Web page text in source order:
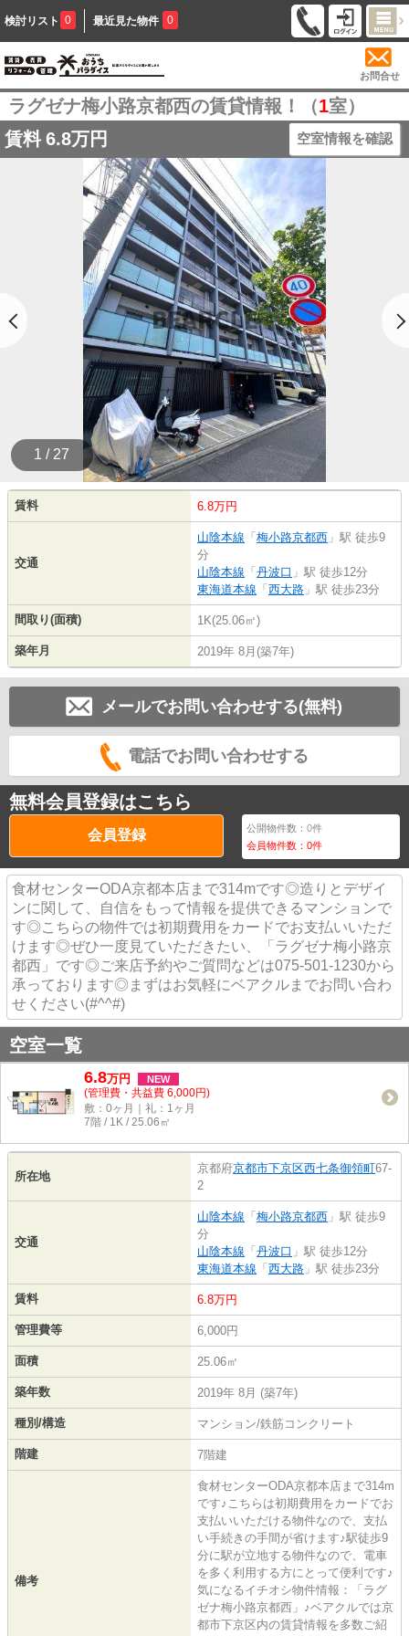
検討リスト 0 最近見た物件 0
お問合せ
ラグゼナ梅小路京都西の賃貸情報！（1室）
賃料 6.8万円 空室情報を確認
1 / 27
賃料 6.8万円
交通
山陰本線 「 梅小路京都西 」駅 徒歩9
分
山陰本線 「 丹波口 」駅 徒歩12分
東海道本線 「 西大路 」駅 徒歩23分
間取り(面積) 1K(25.06㎡)
築年月 2019年 8月(築7年)
メールでお問い合わせする(無料)
電話でお問い合わせする
無料会員登録はこちら
会員登録 公開物件数：0件
会員物件数：0件
食材センターODA京都本店まで314mです◎造りとデザイ
ンに関して、自信をもって情報を提供できるマンションで
す◎こちらの物件では初期費用をカードでお支払いいただ
けます◎ぜひ一度見ていただきたい、「ラグゼナ梅小路京
都西」です◎ご来店予約やご質問などは075-501-1230から
承っております◎まずはお気軽にベアクルまでお問い合わ
せください(#^^#)
空室一覧
6.8万円 NEW
(管理費・共益費 6,000円)
敷：0ヶ月｜礼：1ヶ月
7階 / 1K / 25.06㎡
所在地
京都府京都市下京区西七条御領町67-
2
交通
山陰本線 「 梅小路京都西 」駅 徒歩9
分
山陰本線 「 丹波口 」駅 徒歩12分
東海道本線 「 西大路 」駅 徒歩23分
賃料 6.8万円
管理費等 6,000円
面積 25.06㎡
築年数 2019年 8月 (築7年)
種別/構造 マンション/鉄筋コンクリート
階建 7階建
備考
食材センターODA京都本店まで314m
です♪こちらは初期費用をカードでお
支払いいただける物件なので、支払
い手続きの手間が省けます♪駅徒歩9
分に駅が立地する物件なので、電車
を多く利用する方にとって便利です♪
気になるイチオシ物件情報：「ラグ
ゼナ梅小路京都西」♪ベアクルでは京
都市下京区内の賃貸情報を多数ご紹